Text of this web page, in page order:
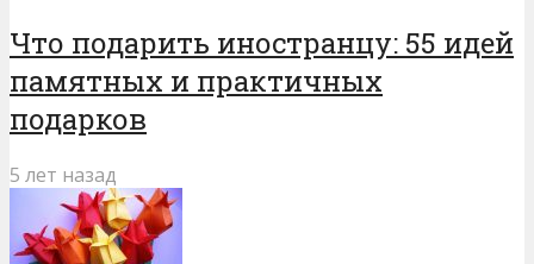
Что подарить иностранцу: 55 идей
памятных и практичных
подарков
5 лет назад